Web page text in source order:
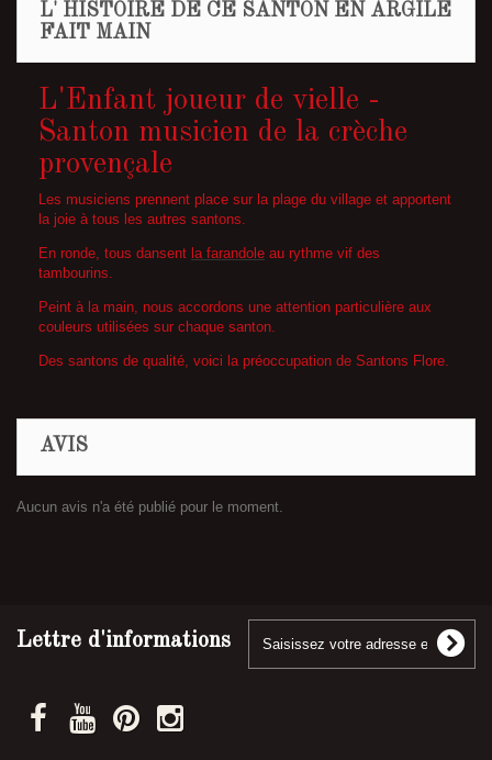
L' HISTOIRE DE CE SANTON EN ARGILE
FAIT MAIN
L'Enfant joueur de vielle -
Santon musicien de la crèche
provençale
Les musiciens prennent place sur la plage du village et apportent
la joie à tous les autres santons.
En ronde, tous dansent la farandole au rythme vif des
tambourins.
Peint à la main, nous accordons une attention particulière aux
couleurs utilisées sur chaque santon.
Des santons de qualité, voici la préoccupation de Santons Flore.
AVIS
Aucun avis n'a été publié pour le moment.
Lettre d'informations